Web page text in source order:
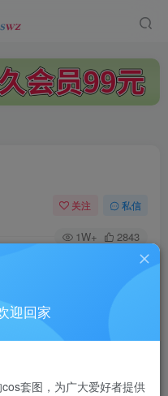
关注 私信
1W+ 2843
钻石会员 免费
迎回家
套图，为广大爱好者提供